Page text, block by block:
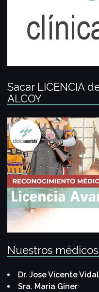
Sacar LICENCIA
ALCOY
Nuestros
Dr. Jose Vicente Vidal
Sra. Maria Giner